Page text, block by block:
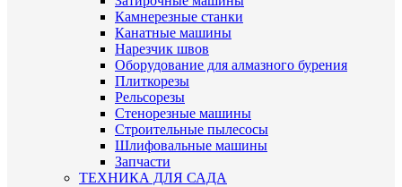
Камнерезные станки
Канатные машины
Нарезчик швов
Оборудование для алмазного бурения
Плиткорезы
Рельсорезы
Стенорезные машины
Строительные пылесосы
Шлифовальные машины
Запчасти
ТЕХНИКА ДЛЯ САДА